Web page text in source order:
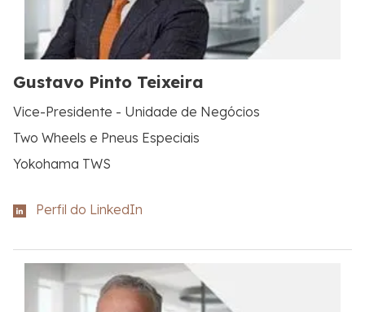
Gustavo Pinto Teixeira
Vice-Presidente - Unidade de Negócios
Two Wheels e Pneus Especiais
Yokohama TWS
Perfil do LinkedIn